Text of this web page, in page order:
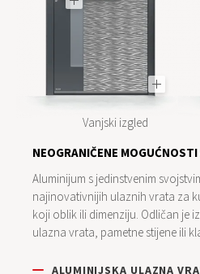
Vanjski izgled
KVAKE
Širok spektar kvaka
dužinama, oblicima i
personalizirajte ili opremite
prstiju.
može
NEOGRANIČENE
Aluminijum s jedinstvenim
najinovativnijih ulaznih vrata za
koji oblik ili dimenziju. Odličan je
ulazna vrata, pametne stijene ili
ALUMINIJSKA ULAZNA